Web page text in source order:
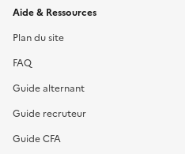
Informations et
Aide & Ressources
Plan du site
FAQ
Guide alternant
Guide recruteur
Guide CFA